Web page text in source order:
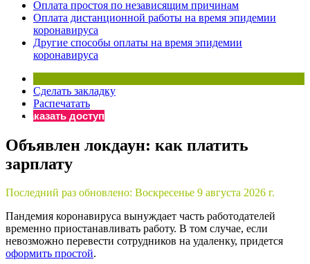
Бератор
«Практическая энциклопедия бухгалтера»
Материалы электронного журнала
«Нормативные акты для бухгалтера»
«Практическая бухгалтерия»
Онлайн-сервисы «Учетная политика» и «Алгоритмы для
Просто заполните форму, и мы вышлем вам на почту
Оплата простоя по независящим причинам
Оплата дистанционной работы на время эпидемии
коронавируса
Другие способы оплаты на время эпидемии
коронавируса
Сделать закладку
Распечатать
Заказать доступ
Объявлен локдаун: как платить
зарплату
Последний раз обновлено: Воскресенье 9 августа 2026 г.
Пандемия коронавируса вынуждает часть работодателей
временно приостанавливать работу. В том случае, если
невозможно перевести сотрудников на удаленку, придется
оформить простой.